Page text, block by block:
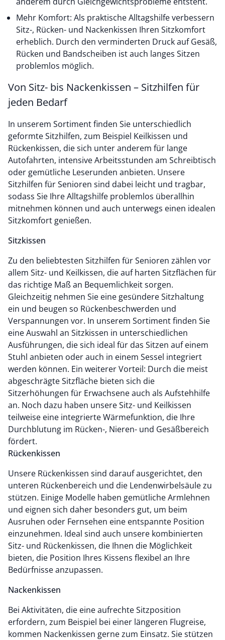
Mehr Komfort: Als praktische Alltagshilfe verbessern
Sitz-, Rücken- und Nackenkissen Ihren Sitzkomfort
erheblich. Durch den verminderten Druck auf Gesäß,
Rücken und Bandscheiben ist auch langes Sitzen
problemlos möglich.
Von Sitz- bis Nackenkissen – Sitzhilfen für
jeden Bedarf
In unserem Sortiment finden Sie unterschiedlich
geformte Sitzhilfen, zum Beispiel Keilkissen und
Rückenkissen, die sich unter anderem für lange
Autofahrten, intensive Arbeitsstunden am Schreibtisch
oder gemütliche Leserunden anbieten. Unsere
Sitzhilfen für Senioren sind dabei leicht und tragbar,
sodass Sie Ihre Alltagshilfe problemlos überallhin
mitnehmen können und auch unterwegs einen idealen
Sitzkomfort genießen.
Sitzkissen
Zu den beliebtesten Sitzhilfen für Senioren zählen vor
allem Sitz- und Keilkissen, die auf harten Sitzflächen für
das richtige Maß an Bequemlichkeit sorgen.
Gleichzeitig nehmen Sie eine gesündere Sitzhaltung
ein und beugen so Rückenbeschwerden und
Verspannungen vor. In unserem Sortiment finden Sie
eine Auswahl an Sitzkissen in unterschiedlichen
Ausführungen, die sich ideal für das Sitzen auf einem
Stuhl anbieten oder auch in einem Sessel integriert
werden können. Ein weiterer Vorteil: Durch die meist
abgeschrägte Sitzfläche bieten sich die
Sitzerhöhungen für Erwachsene auch als Aufstehhilfe
an. Noch dazu haben unsere Sitz- und Keilkissen
teilweise eine integrierte Wärmefunktion, die Ihre
Durchblutung im Rücken-, Nieren- und Gesäßbereich
fördert.
Rückenkissen
Unsere Rückenkissen sind darauf ausgerichtet, den
unteren Rückenbereich und die Lendenwirbelsäule zu
stützen. Einige Modelle haben gemütliche Armlehnen
und eignen sich daher besonders gut, um beim
Ausruhen oder Fernsehen eine entspannte Position
einzunehmen. Ideal sind auch unsere kombinierten
Sitz- und Rückenkissen, die Ihnen die Möglichkeit
bieten, die Position Ihres Kissens flexibel an Ihre
Bedürfnisse anzupassen.
Nackenkissen
Bei Aktivitäten, die eine aufrechte Sitzposition
erfordern, zum Beispiel bei einer längeren Flugreise,
kommen Nackenkissen gerne zum Einsatz. Sie stützen